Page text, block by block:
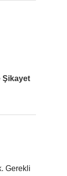
Şikayet
Gerekli